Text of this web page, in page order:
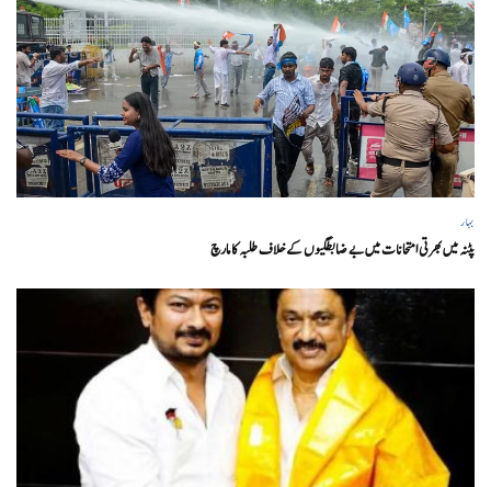
بہار
پٹنہ میں بھرتی امتحانات میں بے ضابطگیوں کے خلاف طلبہ کا مارچ